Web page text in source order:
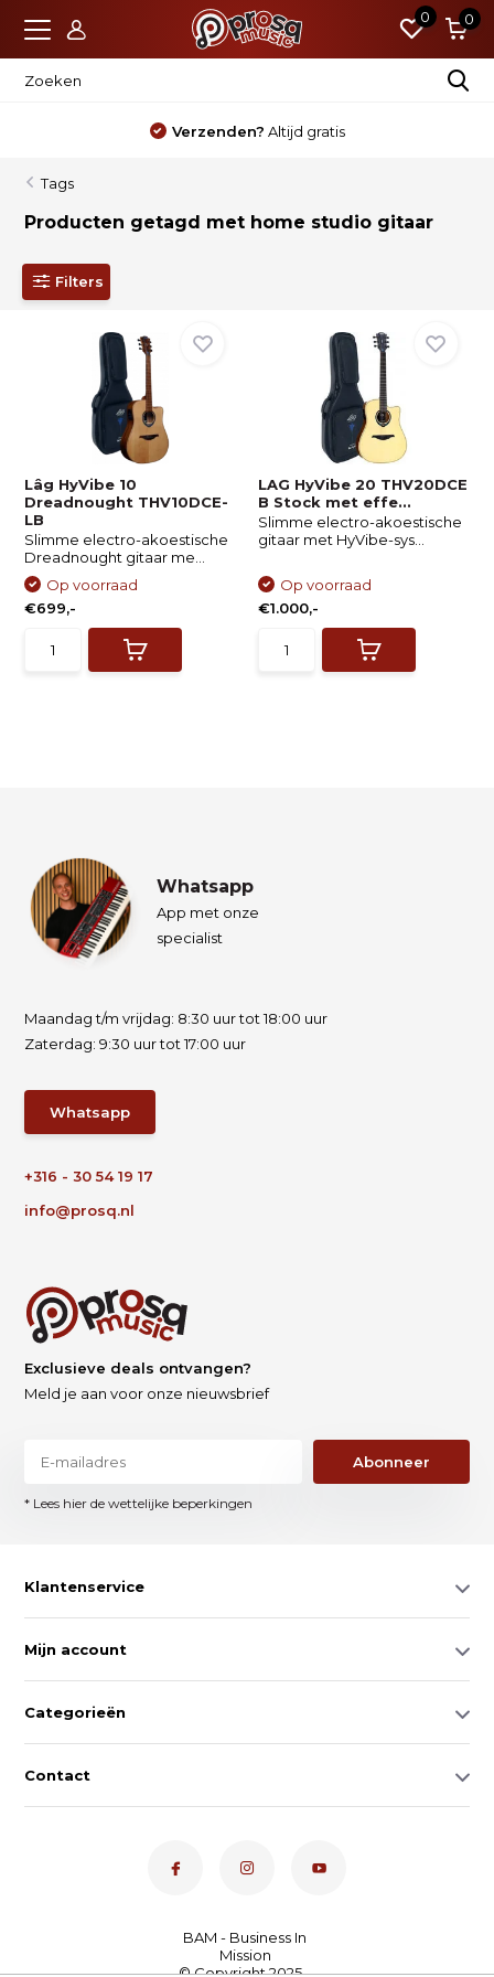
0 0
Verzenden? Altijd gratis
Tags
Producten getagd met home studio gitaar
Filters
Lâg HyVibe 10
Dreadnought THV10DCE-
LB
Slimme electro-akoestische
Dreadnought gitaar me...
Op voorraad
€699,-
LAG HyVibe 20 THV20DCE
B Stock met effe...
Slimme electro-akoestische
gitaar met HyVibe-sys...
Op voorraad
€1.000,-
Whatsapp
App met onze
specialist
Maandag t/m vrijdag: 8:30 uur tot 18:00 uur
Zaterdag: 9:30 uur tot 17:00 uur
Whatsapp
+316 - 30 54 19 17
info@prosq.nl
Exclusieve deals ontvangen?
Meld je aan voor onze nieuwsbrief
Abonneer
* Lees hier de wettelijke beperkingen
Klantenservice
Mijn account
Categorieën
Contact